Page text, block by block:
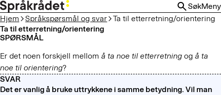
HOPP
TIL
HOVEDINNHOLD
SøkMeny
Hjem
Språkspørsmål og svar
Ta til etterretning/orientering
Ta til etterretning/orientering
SPØRSMÅL
Er det noen forskjell mellom å ta noe til etterretning og å ta
noe til orientering?
SVAR
Det er vanlig å bruke uttrykkene i samme betydning. Vil man